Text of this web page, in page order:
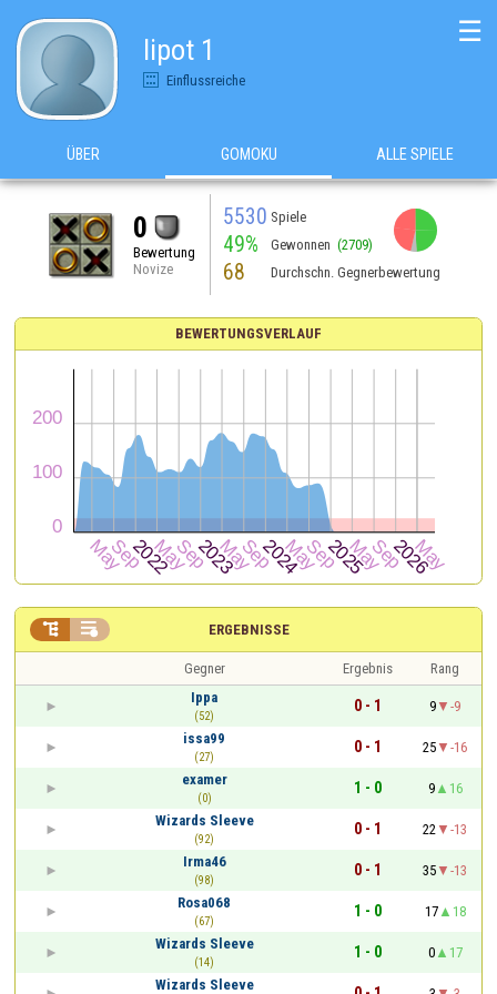
lipot 1
Einflussreiche
☰
ÜBER GOMOKU ALLE SPIELE
0
Bewertung
Novize
5530 Spiele
49% Gewonnen (2709)
68 Durchschn. Gegnerbewertung
BEWERTUNGSVERLAUF
ERGEBNISSE
 
Gegner Ergebnis
Rang
Ippa
(52)
0 - 1 9
-9
issa99
(27)
0 - 1 25
-16
examer
(0)
1 - 0 9
16
Wizards Sleeve
(92)
0 - 1 22
-13
Irma46
(98)
0 - 1 35
-13
Rosa068
(67)
1 - 0 17
18
Wizards Sleeve
(14)
1 - 0 0
17
Wizards Sleeve